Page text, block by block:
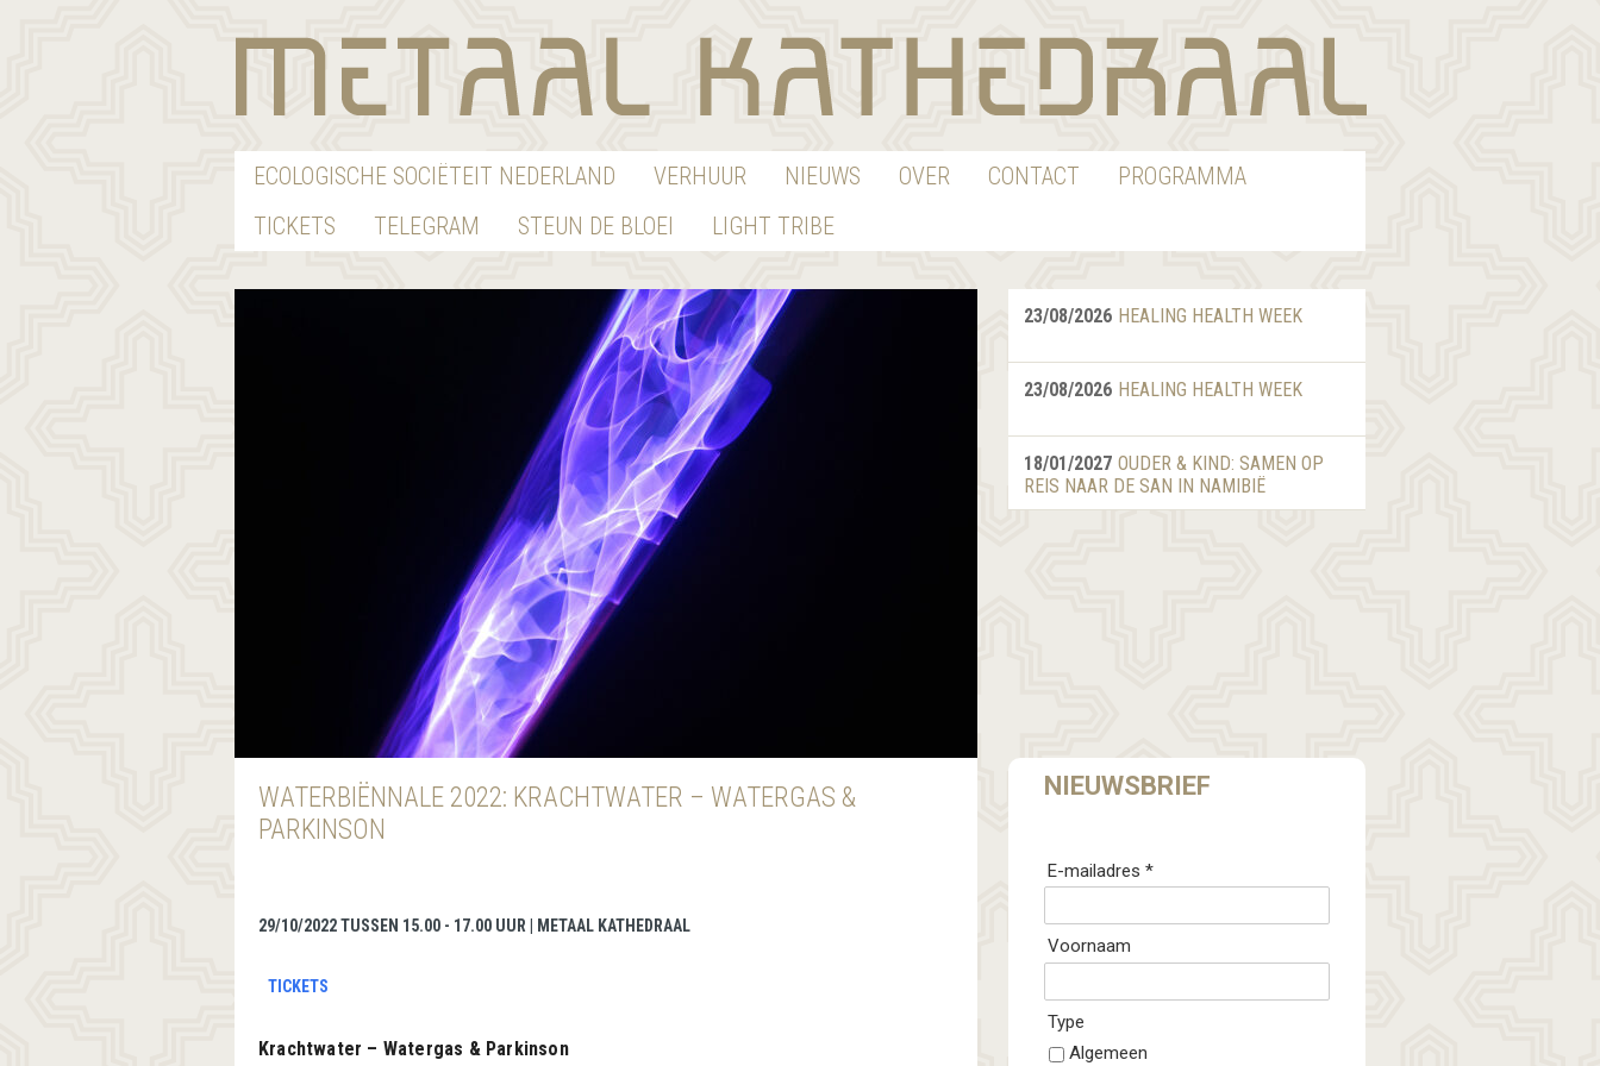
ECOLOGISCHE SOCIËTEIT NEDERLAND VERHUUR NIEUWS OVER CONTACT
PROGRAMMA
TICKETS
TELEGRAM STEUN DE BLOEI LIGHT TRIBE
WATERBIËNNALE 2022: KRACHTWATER – WATERGAS &
PARKINSON
29/10/2022 TUSSEN 15.00 - 17.00 UUR | METAAL KATHEDRAAL
TICKETS
Krachtwater – Watergas & Parkinson
23/08/2026 HEALING HEALTH WEEK
23/08/2026 HEALING HEALTH WEEK
18/01/2027 OUDER & KIND: SAMEN OP
REIS NAAR DE SAN IN NAMIBIË
NIEUWSBRIEF
E-mailadres *
Voornaam
Type
Algemeen